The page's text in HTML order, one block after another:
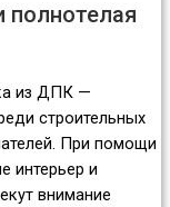
полнотелая
из ДПК —
строительных
При помощи
интерьер и
внимание